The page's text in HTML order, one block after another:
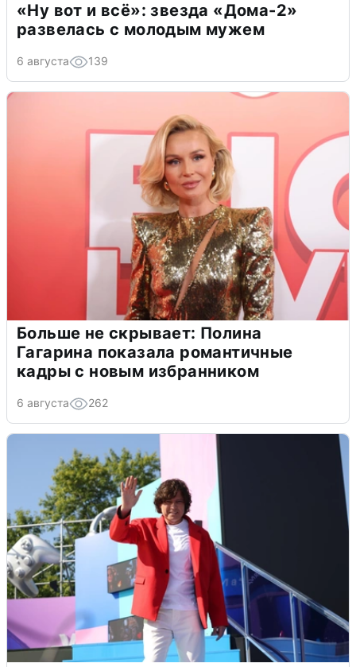
«Ну вот и всё»: звезда «Дома-2»
развелась с молодым мужем
6 августа 139
Больше не скрывает: Полина
Гагарина показала романтичные
кадры с новым избранником
6 августа 262